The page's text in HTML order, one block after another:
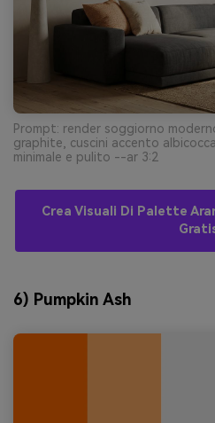
Prompt: render soggiorno
graphite, cuscini accento
minimale e pulito --ar 3:2
Crea Visuali Di Palette
6) Pumpkin Ash